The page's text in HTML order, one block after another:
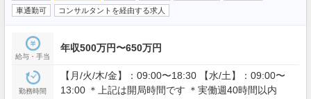
車通勤可
コンサルタントを経由する求人
給与・手当
年収500万円〜650万円
勤務時間
【月/火/木/金】：09:00〜18:30 【水/土】：09:00〜
13:00 ＊上記は開局時間です ＊実働週40時間以内